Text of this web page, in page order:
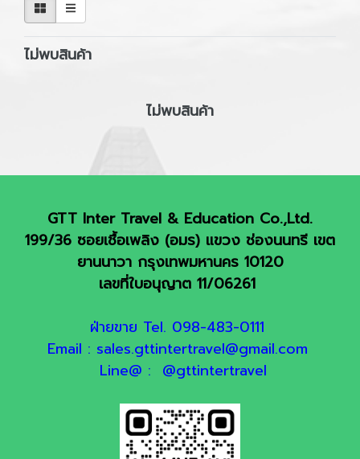
ไม่พบสินค้า
ไม่พบสินค้า
GTT Inter Travel & Education Co.,Ltd.
199/36 ซอยเชื้อเพลิง (อมร) แขวง ช่องนนทรี เขต
ยานนาวา กรุงเทพมหานคร 10120
เลขที่ใบอนุญาต 11/06261
ฝ่ายขาย Tel. 098-483-0111
Email : sales.gttintertravel@gmail.com
Line@ : @gttintertravel